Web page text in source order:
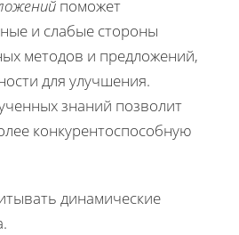
поможет
и слабые стороны
методов и предложений,
для улучшения.
знаний позволит
конкурентоспособную
динамические